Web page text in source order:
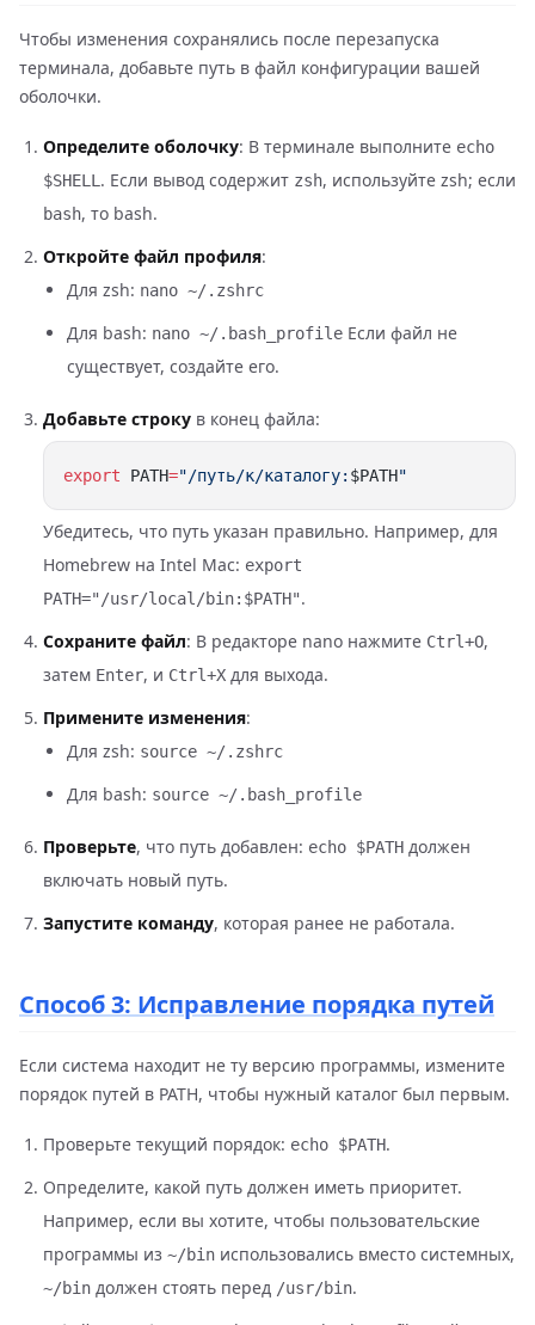
Чтобы изменения сохранялись после перезапуска
терминала, добавьте путь в файл конфигурации вашей
оболочки.
Определите оболочку: В терминале выполните echo
$SHELL . Если вывод содержит zsh, используйте zsh; если
bash, то bash.
Откройте файл профиля:
Для zsh: nano ~/.zshrc
Для bash: nano ~/.bash_profile Если файл не
существует, создайте его.
Добавьте строку в конец файла:
export PATH="/путь/к/каталогу: $PATH
Убедитесь, что путь указан правильно. Например, для
Homebrew на Intel Mac: export
PATH="/usr/local/bin:$PATH".
Сохраните файл: В редакторе nano нажмите Ctrl+O,
затем Enter, и Ctrl+X для выхода.
Примените изменения:
Для zsh: source ~/.zshrc
Для bash: source ~/.bash_profile
Проверьте, что путь добавлен: echo $PATH должен
включать новый путь.
Запустите команду, которая ранее не работала.
Способ 3: Исправление порядка путей
Если система находит не ту версию программы, измените
порядок путей в PATH, чтобы нужный каталог был первым.
Проверьте текущий порядок: echo $PATH.
Определите, какой путь должен иметь приоритет.
Например, если вы хотите, чтобы пользовательские
программы из ~/bin использовались вместо системных,
~/bin должен стоять перед /usr/bin.